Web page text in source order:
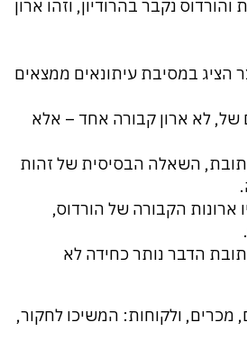
נקבר בהרודיון, וזהו ארון
2008 נצר הציג במסיבת עיתונאים ממצאים
של, לא ארון קבורה אחד – אלא
השאלה הבסיסית של זהות
ארונות הקבורה של הורדוס,
הדבר נותר כחידה לא
מכרים, ולקוחות: המשיכו לחקור,